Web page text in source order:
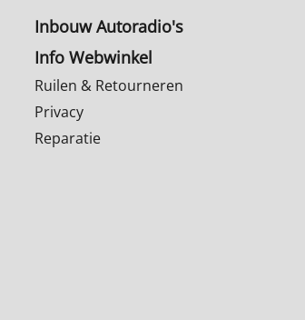
Inbouw Autoradio's
Info Webwinkel
Ruilen & Retourneren
Privacy
Reparatie